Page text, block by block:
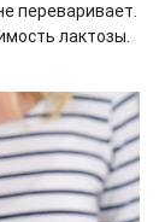
переваривает.
лактозы.